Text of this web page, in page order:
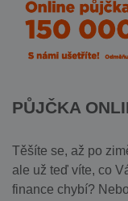
PŮJČKA
Těšíte se, až po
ale už teď víte, co
finance chybí?